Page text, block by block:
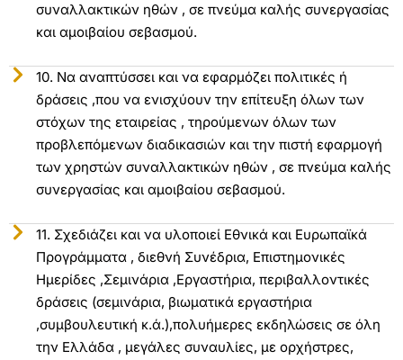
συναλλακτικών ηθών , σε πνεύμα καλής συνεργασίας
και αμοιβαίου σεβασμού.
10. Να αναπτύσσει και να εφαρμόζει πολιτικές ή
δράσεις ,που να ενισχύουν την επίτευξη όλων των
στόχων της εταιρείας , τηρούμενων όλων των
προβλεπόμενων διαδικασιών και την πιστή εφαρμογή
των χρηστών συναλλακτικών ηθών , σε πνεύμα καλής
συνεργασίας και αμοιβαίου σεβασμού.
11. Σχεδιάζει και να υλοποιεί Εθνικά και Ευρωπαϊκά
Προγράμματα , διεθνή Συνέδρια, Επιστημονικές
Ημερίδες ,Σεμινάρια ,Εργαστήρια, περιβαλλοντικές
δράσεις (σεμινάρια, βιωματικά εργαστήρια
,συμβουλευτική κ.ά.),πολυήμερες εκδηλώσεις σε όλη
την Ελλάδα , μεγάλες συναυλίες, με ορχήστρες,